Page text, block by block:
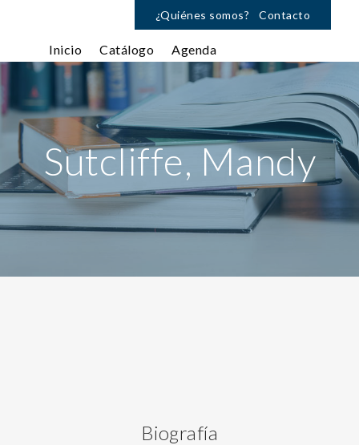
¿Quiénes somos? Contacto
Inicio Catálogo Agenda
Sutcliffe, Mandy
Biografía